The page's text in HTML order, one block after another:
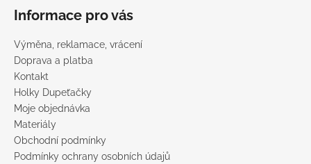
Informace pro vás
Výměna, reklamace, vrácení
Doprava a platba
Kontakt
Holky Dupeťačky
Moje objednávka
Materiály
Obchodní podmínky
Podmínky ochrany osobních údajů